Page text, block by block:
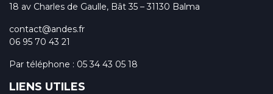
18 av Charles de Gaulle, Bât 35 – 31130 Balma
contact@andes.fr
06 95 70 43 21
Par téléphone : 05 34 43 05 18
LIENS UTILES